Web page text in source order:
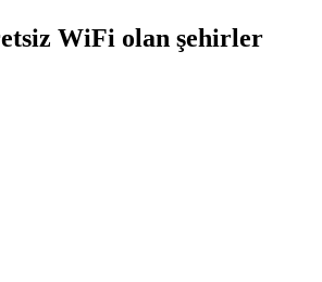
WiFi olan şehirler